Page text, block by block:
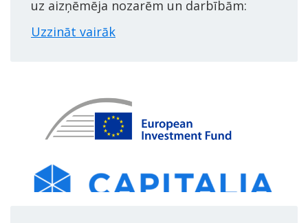
uz aizņēmēja nozarēm un darbībām:
Uzzināt vairāk